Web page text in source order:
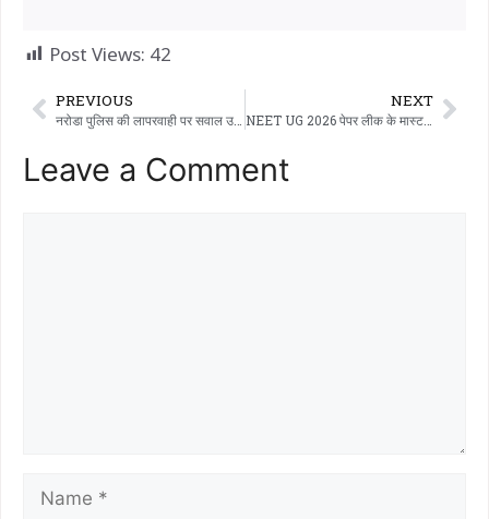
Post Views: 42
PREVIOUS NEXT
NEET UG 2026 पेपर लीक के मास्टरमाइंड PV कुलकर्णी और मनीषा वाघमारे राज खोलेंगे; कोर्ट ने 10 दिन की रिमांड का आदेश दिया।
Leave a Comment